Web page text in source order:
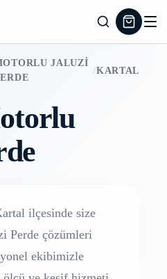
JALUZI
/KARTAL
ilçesinde size
Perde çözümleri
ekibimizle